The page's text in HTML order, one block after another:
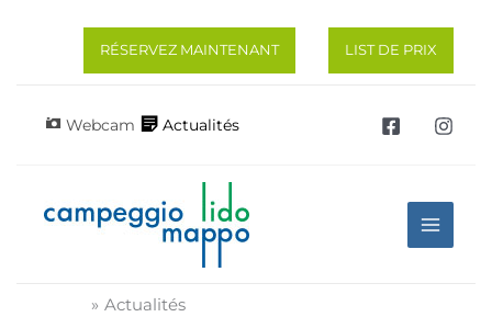
RÉSERVEZ MAINTENANT LIST DE PRIX
Webcam Actualités
Actualités